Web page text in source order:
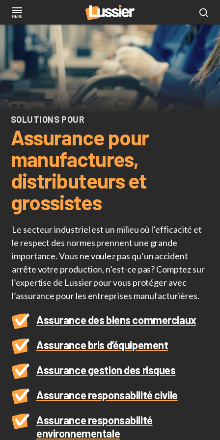
Aller
contenu
principal
SOLUTIONS POUR
Assurance pour
manufactures,
distributeurs et
grossistes
Le secteur industriel est un milieu où l’efficacité et
le respect des normes prennent une grande
importance. Vous ne voulez pas qu’un accident
arrête votre production, n’est-ce pas? Comptez sur
l’expertise de Lussier pour vous protéger avec
l’assurance pour les entreprises manufacturières.
Assurance des biens commerciaux
Assurance bris d’équipement
Assurance gestion des risques
Assurance responsabilité civile
Assurance responsabilité
environnementale